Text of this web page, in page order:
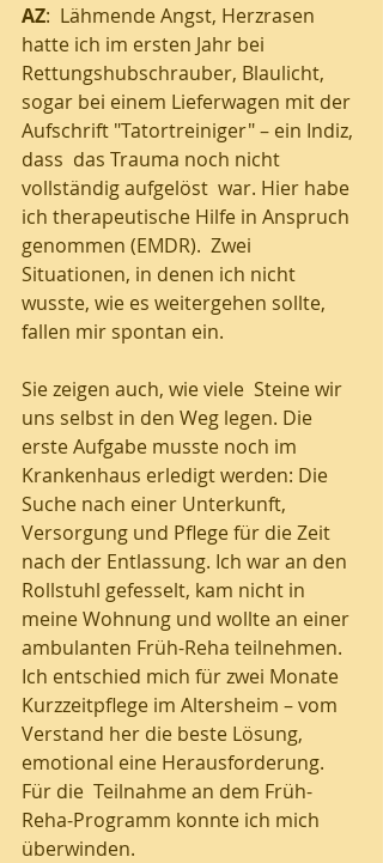
AZ:  Lähmende Angst, Herzrasen
hatte ich im ersten Jahr bei
Rettungshubschrauber, Blaulicht,
sogar bei einem Lieferwagen mit der
Aufschrift "Tatortreiniger" – ein Indiz,
dass  das Trauma noch nicht
vollständig aufgelöst  war. Hier habe
ich therapeutische Hilfe in Anspruch
genommen (EMDR).  Zwei
Situationen, in denen ich nicht
wusste, wie es weitergehen sollte,
fallen mir spontan ein.
Sie zeigen auch, wie viele  Steine wir
uns selbst in den Weg legen. Die
erste Aufgabe musste noch im
Krankenhaus erledigt werden: Die
Suche nach einer Unterkunft,
Versorgung und Pflege für die Zeit
nach der Entlassung. Ich war an den
Rollstuhl gefesselt, kam nicht in
meine Wohnung und wollte an einer
ambulanten Früh-Reha teilnehmen.
Ich entschied mich für zwei Monate
Kurzzeitpflege im Altersheim – vom
Verstand her die beste Lösung,
emotional eine Herausforderung.
Für die  Teilnahme an dem Früh-
Reha-Programm konnte ich mich
überwinden.